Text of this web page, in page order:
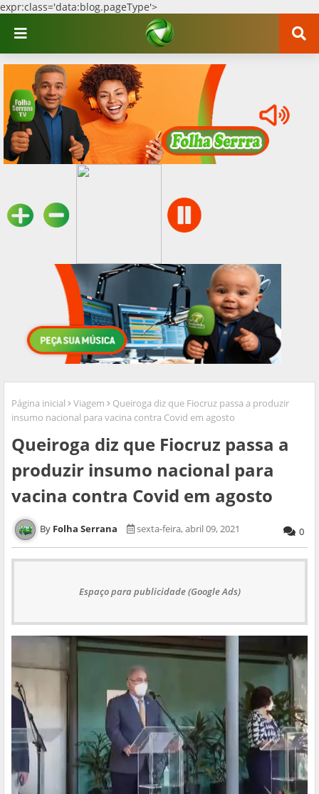
expr:class='data:blog.pageType'>
Página inicial Viagem
Queiroga diz que Fiocruz passa a produzir
insumo nacional para vacina contra Covid em agosto
Queiroga diz que Fiocruz passa a
produzir insumo nacional para
vacina contra Covid em agosto
Folha Serrana sexta-feira, abril 09, 2021 0
Espaço para publicidade (Google Ads)